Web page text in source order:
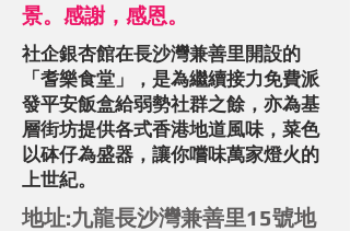
景。感謝，感恩。
社企銀杏館在長沙灣兼善里開設的
「耆樂食堂」，是為繼續接力免費派
發平安飯盒給弱勢社群之餘，亦為基
層街坊提供各式香港地道風味，菜色
以砵仔為盛器，讓你嚐味萬家燈火的
上世紀。
地址:九龍長沙灣兼善里15號地